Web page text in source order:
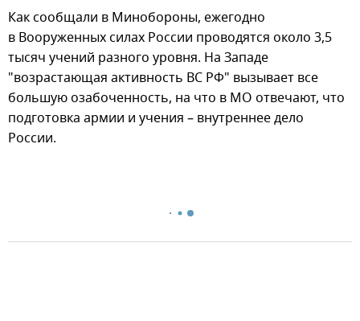
Как сообщали в Минобороны, ежегодно
в Вооруженных силах России проводятся около 3,5
тысяч учений разного уровня. На Западе
"возрастающая активность ВС РФ" вызывает все
большую озабоченность, на что в МО отвечают, что
подготовка армии и учения – внутреннее дело
России.